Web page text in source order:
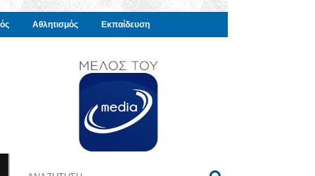
Αθλητισμός Εκπαίδευση